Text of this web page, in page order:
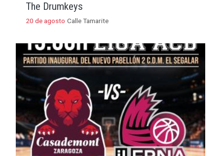
The Drumkeys
20 de agosto Calle Tamarite